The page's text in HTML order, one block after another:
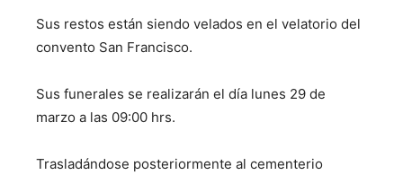
Sus restos están siendo velados en el velatorio del
convento San Francisco.
Sus funerales se realizarán el día lunes 29 de
marzo a las 09:00 hrs.
Trasladándose posteriormente al cementerio